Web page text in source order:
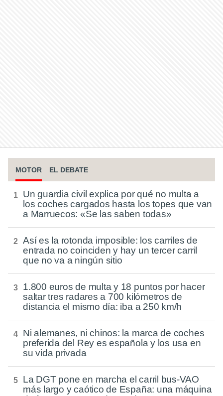
MOTOR EL DEBATE
Un guardia civil explica por qué no multa a
los coches cargados hasta los topes que van
a Marruecos: «Se las saben todas»
Así es la rotonda imposible: los carriles de
entrada no coinciden y hay un tercer carril
que no va a ningún sitio
1.800 euros de multa y 18 puntos por hacer
saltar tres radares a 700 kilómetros de
distancia el mismo día: iba a 250 km/h
Ni alemanes, ni chinos: la marca de coches
preferida del Rey es española y los usa en
su vida privada
La DGT pone en marcha el carril bus-VAO
más largo y caótico de España: una máquina